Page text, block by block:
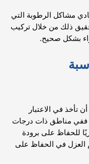
مشاكل الرطوبة التي
ذلك من خلال تركيب
بشكل صحيح.
تأخذ في الاعتبار
ففي مناطق ذات درجات
للحفاظ على برودة
العزل في الحفاظ على